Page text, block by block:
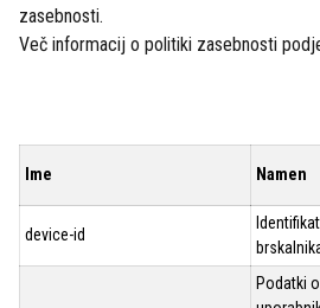
zasebnosti.
Več informacij o politiki zasebnosti
Ime Namen
device-id
Podatki o